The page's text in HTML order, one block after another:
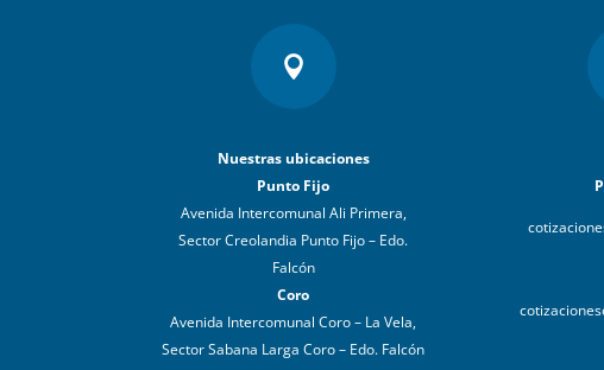

Nuestras ubicaciones
Punto Fijo
Avenida Intercomunal Ali Primera,
Sector Creolandia Punto Fijo – Edo.
Falcón
Coro
Avenida Intercomunal Coro – La Vela,
Sector Sabana Larga Coro – Edo. Falcón